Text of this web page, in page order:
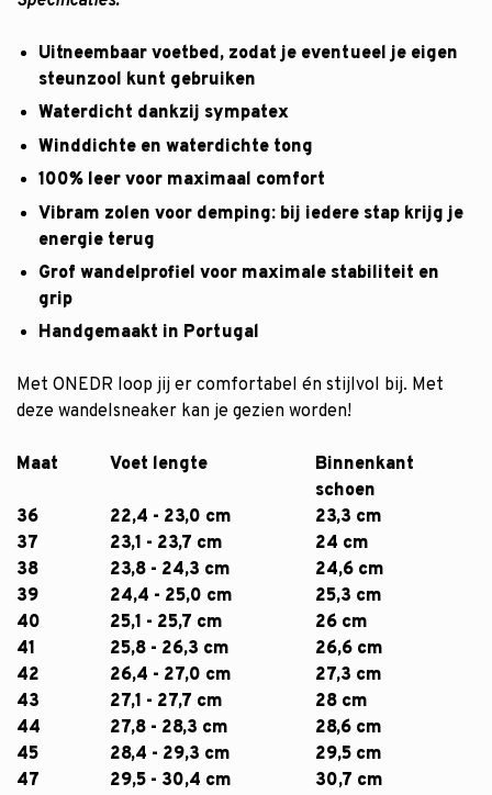
Uitneembaar voetbed, zodat je eventueel je eigen
steunzool kunt gebruiken
Waterdicht dankzij sympatex
Winddichte en waterdichte tong
100% leer voor maximaal comfort
Vibram zolen voor demping: bij iedere stap krijg je
energie terug
Grof wandelprofiel voor maximale stabiliteit en
grip
Handgemaakt in Portugal
Met ONEDR loop jij er comfortabel én stijlvol bij. Met
deze wandelsneaker kan je gezien worden!
Maat Voet lengte
Binnenkant
schoen
36
22,4 - 23,0 cm
23,3 cm
37
23,1 - 23,7 cm
24 cm
38
23,8 - 24,3 cm
24,6 cm
39
24,4 - 25,0 cm
25,3 cm
40
25,1 - 25,7 cm
26 cm
41
25,8 - 26,3 cm
26,6 cm
42
26,4 - 27,0 cm
27,3 cm
43
27,1 - 27,7 cm
28 cm
44
27,8 - 28,3 cm
28,6 cm
45
28,4 - 29,3 cm
29,5 cm
47
29,5 - 30,4 cm 30,7 cm